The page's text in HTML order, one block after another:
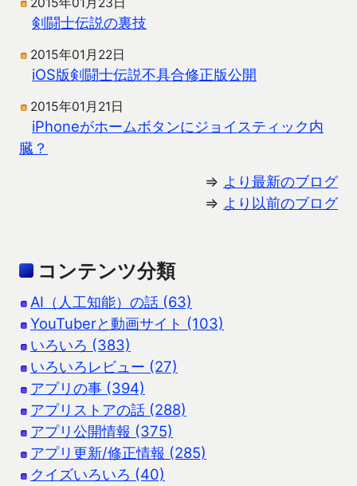
2015年01月23日
剣闘士伝説の裏技
2015年01月22日
iOS版剣闘士伝説不具合修正版公開
2015年01月21日
iPhoneがホームボタンにジョイスティック内
臓？
⇒ より最新のブログ
⇒ より以前のブログ
コンテンツ分類
AI（人工知能）の話 (63)
YouTuberと動画サイト (103)
いろいろ (383)
いろいろレビュー (27)
アプリの事 (394)
アプリストアの話 (288)
アプリ公開情報 (375)
アプリ更新/修正情報 (285)
クイズいろいろ (40)